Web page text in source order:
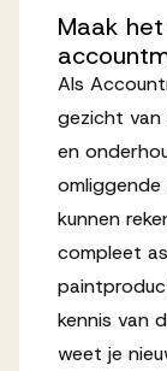
Aanmelden
Werken bij AV
Voor
Maak het
Als
gezicht
en
kunnen
compleet
kennis van
weet je